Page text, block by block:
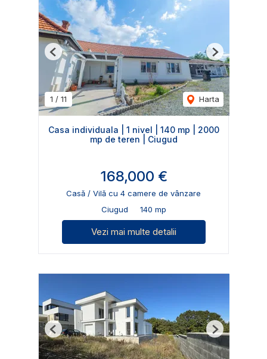
1 / 11 Harta
Previous Next
Casa individuala | 1 nivel | 140 mp | 2000
mp de teren | Ciugud
168,000 €
Casă / Vilă cu 4 camere de vânzare
Ciugud
140 mp
Vezi mai multe detalii
Previous Next